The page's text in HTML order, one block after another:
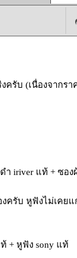
ครับ (เนื่องจากร
ำ iriver แท้ + ซอ
รับ หูฟังไม่เคย
ท้ + หูฟัง sony แท้